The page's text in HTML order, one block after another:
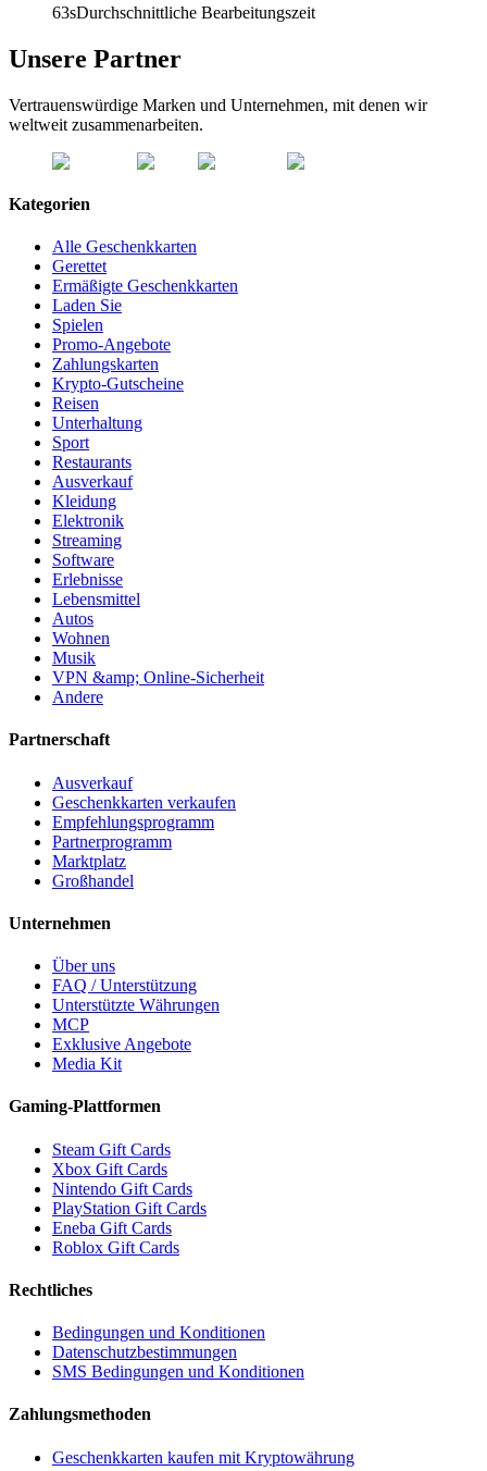
63sDurchschnittliche Bearbeitungszeit
Unsere Partner
Vertrauenswürdige Marken und Unternehmen, mit denen wir
weltweit zusammenarbeiten.
Kategorien
Alle Geschenkkarten
Gerettet
Ermäßigte Geschenkkarten
Laden Sie
Spielen
Promo-Angebote
Zahlungskarten
Krypto-Gutscheine
Reisen
Unterhaltung
Sport
Restaurants
Ausverkauf
Kleidung
Elektronik
Streaming
Software
Erlebnisse
Lebensmittel
Autos
Wohnen
Musik
VPN &amp; Online-Sicherheit
Andere
Partnerschaft
Ausverkauf
Geschenkkarten verkaufen
Empfehlungsprogramm
Partnerprogramm
Marktplatz
Großhandel
Unternehmen
Über uns
FAQ / Unterstützung
Unterstützte Währungen
MCP
Exklusive Angebote
Media Kit
Gaming-Plattformen
Steam Gift Cards
Xbox Gift Cards
Nintendo Gift Cards
PlayStation Gift Cards
Eneba Gift Cards
Roblox Gift Cards
Rechtliches
Bedingungen und Konditionen
Datenschutzbestimmungen
SMS Bedingungen und Konditionen
Zahlungsmethoden
Geschenkkarten kaufen mit Kryptowährung